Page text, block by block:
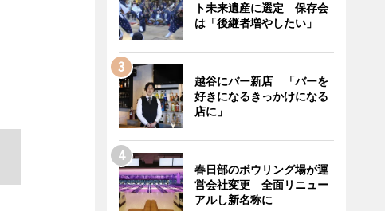
ト未来遺産に選定 保存会
は「後継者増やしたい」
越谷にバー新店 「バーを
好きになるきっかけになる
店に」
春日部のボウリング場が運
営会社変更 全面リニュー
アルし新名称に